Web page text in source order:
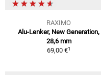
RAXIMO
Alu-Lenker, New Generation,
28,6 mm
69,00 €1